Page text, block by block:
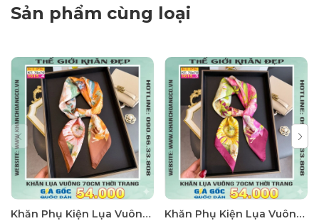
Sản phẩm cùng loại
Khăn Phụ Kiện Lụa Vuông 70cm - Thế Giới Khăn Đẹp C1062_4 Khăn Phụ Kiện Lụa Vuông 70cm - Thế Giới Khăn Đẹp C1062_3